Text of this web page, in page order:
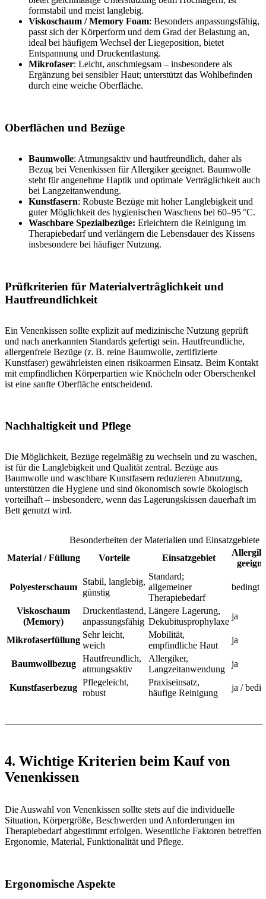
formstabil und meist langlebig.
Viskoschaum / Memory Foam: Besonders anpassungsfähig,
passt sich der Körperform und dem Grad der Belastung an,
ideal bei häufigem Wechsel der Liegeposition, bietet
Entspannung und Druckentlastung.
Mikrofaser: Leicht, anschmiegsam – insbesondere als
Ergänzung bei sensibler Haut; unterstützt das Wohlbefinden
durch eine weiche Oberfläche.
Oberflächen und Bezüge
Baumwolle: Atmungsaktiv und hautfreundlich, daher als
Bezug bei Venenkissen für Allergiker geeignet. Baumwolle
steht für angenehme Haptik und optimale Verträglichkeit auch
bei Langzeitanwendung.
Kunstfasern: Robuste Bezüge mit hoher Langlebigkeit und
guter Möglichkeit des hygienischen Waschens bei 60–95 °C.
Waschbare Spezialbezüge: Erleichtern die Reinigung im
Therapiebedarf und verlängern die Lebensdauer des Kissens
insbesondere bei häufiger Nutzung.
Prüfkriterien für Materialverträglichkeit und
Hautfreundlichkeit
Ein Venenkissen sollte explizit auf medizinische Nutzung geprüft
und nach anerkannten Standards gefertigt sein. Hautfreundliche,
allergenfreie Bezüge (z. B. reine Baumwolle, zertifizierte
Kunstfaser) gewährleisten einen risikoarmen Einsatz. Beim Kontakt
mit empfindlichen Körperpartien wie Knöcheln oder Oberschenkel
ist eine sanfte Oberfläche entscheidend.
Nachhaltigkeit und Pflege
Die Möglichkeit, Bezüge regelmäßig zu wechseln und zu waschen,
ist für die Langlebigkeit und Qualität zentral. Bezüge aus
Baumwolle und waschbare Kunstfasern reduzieren Abnutzung,
unterstützen die Hygiene und sind ökonomisch sowie ökologisch
vorteilhaft – insbesondere, wenn das Lagerungskissen dauerhaft im
Bett genutzt wird.
Besonderheiten der Materialien und Einsatzgebiete
Material / Füllung
Vorteile Einsatzgebiet
Polyesterschaum
Stabil, langlebig,
günstig
Standard;
allgemeiner
Therapiebedarf
bedingt
Viskoschaum
(Memory)
Druckentlastend,
anpassungsfähig
Längere Lagerung,
Dekubitusprophylaxe
ja
Mikrofaserfüllung
Sehr leicht,
weich
Mobilität,
empfindliche Haut
ja
Baumwollbezug
Hautfreundlich,
atmungsaktiv
Allergiker,
Langzeitanwendung
ja
Kunstfaserbezug
Pflegeleicht,
robust
Praxiseinsatz,
häufige Reinigung
ja /
4. Wichtige Kriterien beim Kauf von
Venenkissen
Die Auswahl von Venenkissen sollte stets auf die individuelle
Situation, Körpergröße, Beschwerden und Anforderungen im
Therapiebedarf abgestimmt erfolgen. Wesentliche Faktoren betreffen
Ergonomie, Material, Funktionalität und Pflege.
Ergonomische Aspekte